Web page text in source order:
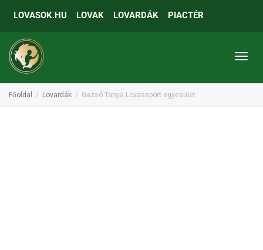
LOVASOK.HU LOVAK LOVARDÁK PIACTÉR
Főoldal Lovardák Gazsó Tanya Lovassport egyesület